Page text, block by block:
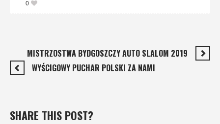
0
MISTRZOSTWA BYDGOSZCZY AUTO SLALOM 2019
WYŚCIGOWY PUCHAR POLSKI ZA NAMI
SHARE THIS POST?